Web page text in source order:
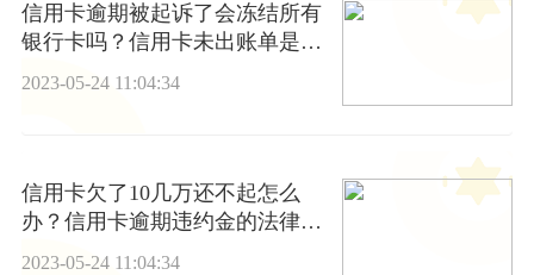
信用卡逾期被起诉了会冻结所有
银行卡吗？信用卡未出账单是什
么意思？|焦点热闻
2023-05-24 11:04:34
信用卡欠了10几万还不起怎么
办？信用卡逾期违约金的法律规
定上限
2023-05-24 11:04:34